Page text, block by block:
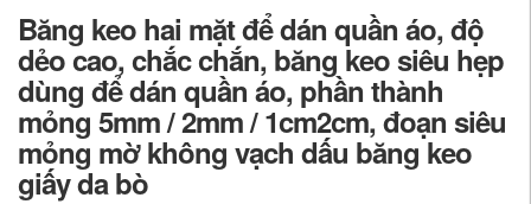
Băng keo hai mặt để dán quần áo, độ
dẻo cao, chắc chắn, băng keo siêu hẹp
dùng để dán quần áo, phần thành
mỏng 5mm / 2mm / 1cm2cm, đoạn siêu
mỏng mờ không vạch dấu băng keo
giấy da bò